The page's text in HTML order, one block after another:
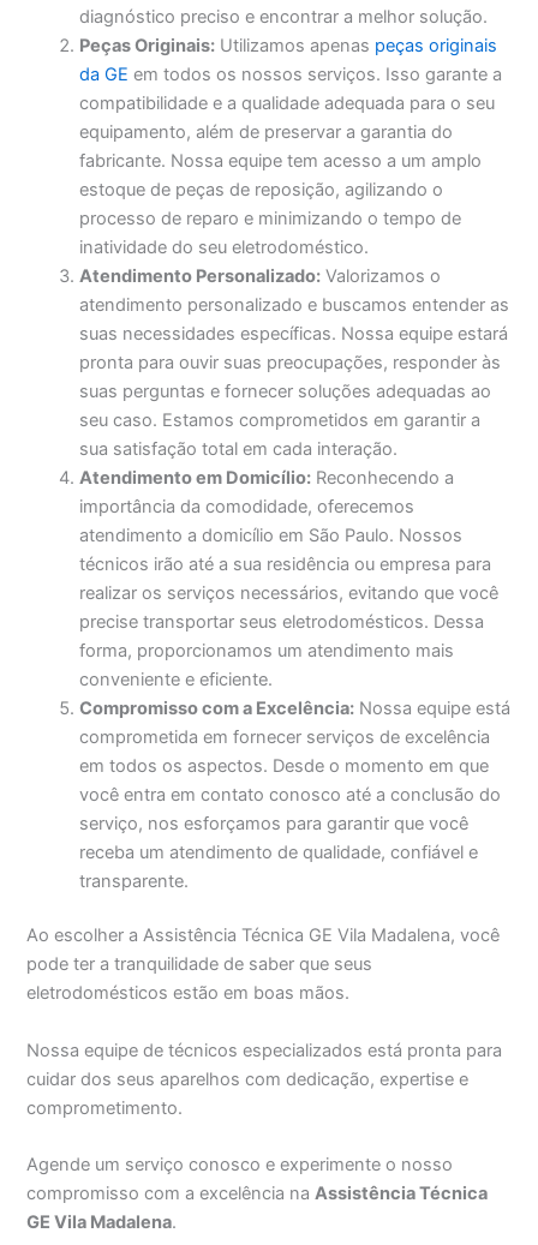
diagnóstico preciso e encontrar a melhor solução.
Peças Originais: Utilizamos apenas peças originais
da GE em todos os nossos serviços. Isso garante a
compatibilidade e a qualidade adequada para o seu
equipamento, além de preservar a garantia do
fabricante. Nossa equipe tem acesso a um amplo
estoque de peças de reposição, agilizando o
processo de reparo e minimizando o tempo de
inatividade do seu eletrodoméstico.
Atendimento Personalizado: Valorizamos o
atendimento personalizado e buscamos entender as
suas necessidades específicas. Nossa equipe estará
pronta para ouvir suas preocupações, responder às
suas perguntas e fornecer soluções adequadas ao
seu caso. Estamos comprometidos em garantir a
sua satisfação total em cada interação.
Atendimento em Domicílio: Reconhecendo a
importância da comodidade, oferecemos
atendimento a domicílio em São Paulo. Nossos
técnicos irão até a sua residência ou empresa para
realizar os serviços necessários, evitando que você
precise transportar seus eletrodomésticos. Dessa
forma, proporcionamos um atendimento mais
conveniente e eficiente.
Compromisso com a Excelência: Nossa equipe está
comprometida em fornecer serviços de excelência
em todos os aspectos. Desde o momento em que
você entra em contato conosco até a conclusão do
serviço, nos esforçamos para garantir que você
receba um atendimento de qualidade, confiável e
transparente.
Ao escolher a Assistência Técnica GE Vila Madalena, você
pode ter a tranquilidade de saber que seus
eletrodomésticos estão em boas mãos.
Nossa equipe de técnicos especializados está pronta para
cuidar dos seus aparelhos com dedicação, expertise e
comprometimento.
Agende um serviço conosco e experimente o nosso
compromisso com a excelência naAssistência Técnica
GE Vila Madalena.